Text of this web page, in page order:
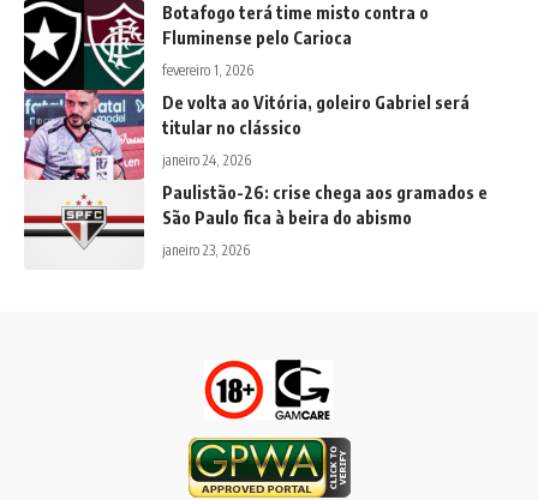
Botafogo terá time misto contra o
Fluminense pelo Carioca
fevereiro 1, 2026
De volta ao Vitória, goleiro Gabriel será
titular no clássico
janeiro 24, 2026
Paulistão-26: crise chega aos gramados e
São Paulo fica à beira do abismo
janeiro 23, 2026